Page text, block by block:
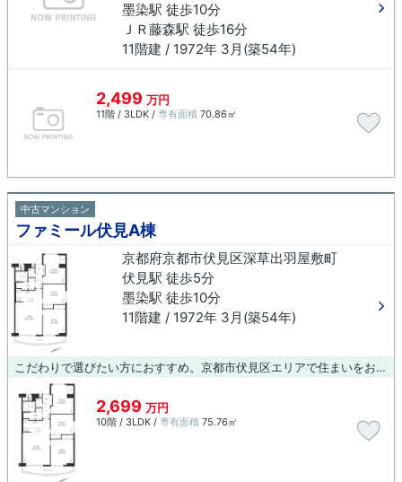
墨染駅 徒歩10分
ＪＲ藤森駅 徒歩16分
11階建 / 1972年 3月(築54年)
2,499 万円
11階 / 3LDK / 専有面積 70.86㎡
中古マンション
ファミール伏見A棟
京都府京都市伏見区深草出羽屋敷町
伏見駅 徒歩5分
墨染駅 徒歩10分
11階建 / 1972年 3月(築54年)
こだわりで選びたい方におすすめ。京都市伏見区エリアで住まいをお探しなら「ファミール伏見A棟」。地上11階建ての中古マンションは、弊社イチオシの物件です。第二種住居地域の中古マンションです。中古マンションですが、綺麗に整備されているので住み心地良好です。不動産の購入をご検討されているなら、京都市伏見区ではいかがでしょうか。新生活を快適にスタートできるよう、当社スタッフがしっかりとサポートいたします。
2,699 万円
10階 / 3LDK / 専有面積 75.76㎡